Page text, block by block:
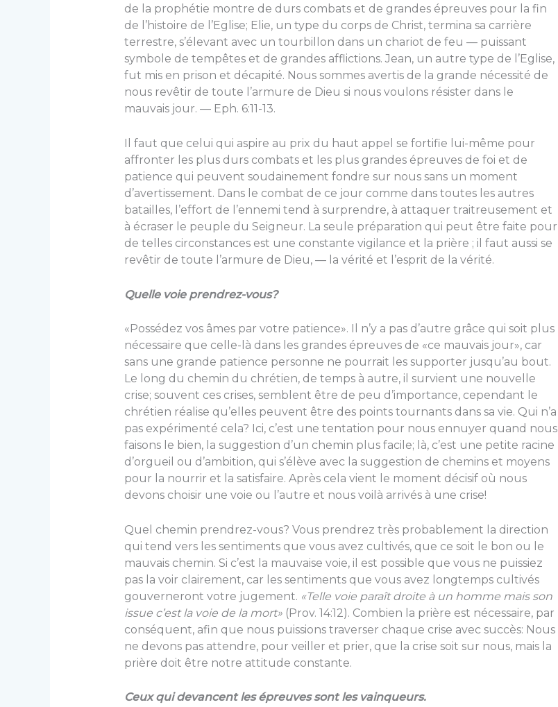
de la prophétie montre de durs combats et de grandes épreuves pour la fin
de l’histoire de l’Eglise; Elie, un type du corps de Christ, termina sa carrière
terrestre, s’élevant avec un tourbillon dans un chariot de feu — puissant
symbole de tempêtes et de grandes afflictions. Jean, un autre type de l’Eglise,
fut mis en prison et décapité. Nous sommes avertis de la grande nécessité de
nous revêtir de toute l’armure de Dieu si nous voulons résister dans le
mauvais jour. — Eph. 6:11-13.
Il faut que celui qui aspire au prix du haut appel se fortifie lui-même pour
affronter les plus durs combats et les plus grandes épreuves de foi et de
patience qui peuvent soudainement fondre sur nous sans un moment
d’avertissement. Dans le combat de ce jour comme dans toutes les autres
batailles, l’effort de l’ennemi tend à surprendre, à attaquer traitreusement et
à écraser le peuple du Seigneur. La seule préparation qui peut être faite pour
de telles circonstances est une constante vigilance et la prière ; il faut aussi se
revêtir de toute l’armure de Dieu, — la vérité et l’esprit de la vérité.
Quelle voie prendrez-vous?
«Possédez vos âmes par votre patience». Il n’y a pas d’autre grâce qui soit plus
nécessaire que celle-là dans les grandes épreuves de «ce mauvais jour», car
sans une grande patience personne ne pourrait les supporter jusqu’au bout.
Le long du chemin du chrétien, de temps à autre, il survient une nouvelle
crise; souvent ces crises, semblent être de peu d’importance, cependant le
chrétien réalise qu’elles peuvent être des points tournants dans sa vie. Qui n’a
pas expérimenté cela? Ici, c’est une tentation pour nous ennuyer quand nous
faisons le bien, la suggestion d’un chemin plus facile; là, c’est une petite racine
d’orgueil ou d’ambition, qui s’élève avec la suggestion de chemins et moyens
pour la nourrir et la satisfaire. Après cela vient le moment décisif où nous
devons choisir une voie ou l’autre et nous voilà arrivés à une crise!
Quel chemin prendrez-vous? Vous prendrez très probablement la direction
qui tend vers les sentiments que vous avez cultivés, que ce soit le bon ou le
mauvais chemin. Si c’est la mauvaise voie, il est possible que vous ne puissiez
pas la voir clairement, car les sentiments que vous avez longtemps cultivés
gouverneront votre jugement. «Telle voie paraît droite à un homme mais son
issue c’est la voie de la mort»(Prov. 14:12). Combien la prière est nécessaire, par
conséquent, afin que nous puissions traverser chaque crise avec succès: Nous
ne devons pas attendre, pour veiller et prier, que la crise soit sur nous, mais la
prière doit être notre attitude constante.
Ceux qui devancent les épreuves sont les vainqueurs.